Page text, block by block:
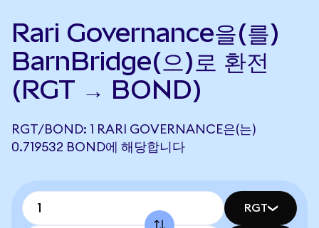
Rari Governance을(를)
BarnBridge(으)로 환전
(RGT → BOND)
RGT/BOND: 1 RARI GOVERNANCE은(는)
0.719532 BOND에 해당합니다
RGT